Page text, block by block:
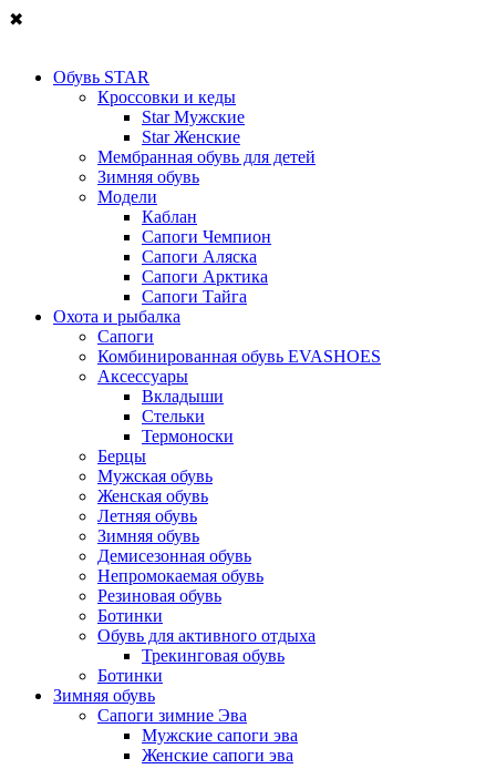
✖
Обувь STAR
Кроссовки и кеды
Star Мужские
Star Женские
Мембранная обувь для детей
Зимняя обувь
Модели
Каблан
Сапоги Чемпион
Сапоги Аляска
Сапоги Арктика
Сапоги Тайга
Охота и рыбалка
Сапоги
Комбинированная обувь EVASHOES
Аксессуары
Вкладыши
Стельки
Термоноски
Берцы
Мужская обувь
Женская обувь
Летняя обувь
Зимняя обувь
Демисезонная обувь
Непромокаемая обувь
Резиновая обувь
Ботинки
Обувь для активного отдыха
Трекинговая обувь
Ботинки
Зимняя обувь
Сапоги зимние Эва
Мужские сапоги эва
Женские сапоги эва